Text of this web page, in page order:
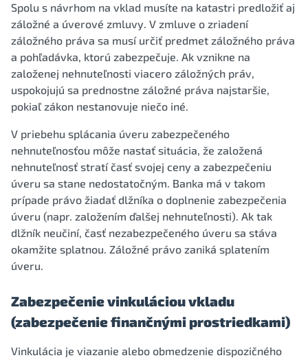
Spolu s návrhom na vklad musíte na katastri predložiť aj
záložné a úverové zmluvy. V zmluve o zriadení
záložného práva sa musí určiť predmet záložného práva
a pohľadávka, ktorú zabezpečuje. Ak vznikne na
založenej nehnuteľnosti viacero záložných práv,
uspokojujú sa prednostne záložné práva najstaršie,
pokiaľ zákon nestanovuje niečo iné.
V priebehu splácania úveru zabezpečeného
nehnuteľnosťou môže nastať situácia, že založená
nehnuteľnosť stratí časť svojej ceny a zabezpečeniu
úveru sa stane nedostatočným. Banka má v takom
prípade právo žiadať dlžníka o doplnenie zabezpečenia
úveru (napr. založením ďalšej nehnuteľnosti). Ak tak
dlžník neučiní, časť nezabezpečeného úveru sa stáva
okamžite splatnou. Záložné právo zaniká splatením
úveru.
Zabezpečenie vinkuláciou vkladu
(zabezpečenie finančnými prostriedkami)
Vinkulácia je viazanie alebo obmedzenie dispozičného